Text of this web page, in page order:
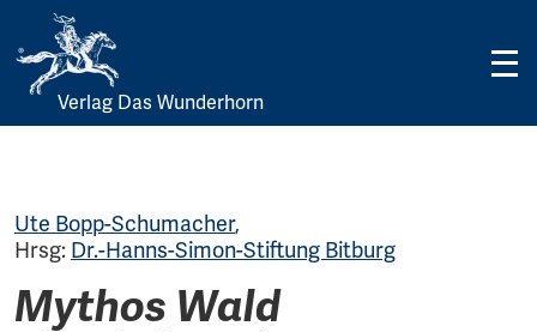
Skip
Verlag Das Wunderhorn
Ute Bopp-Schumacher,
Hrsg: Dr.-Hanns-Simon-Stiftung Bitburg
Mythos Wald